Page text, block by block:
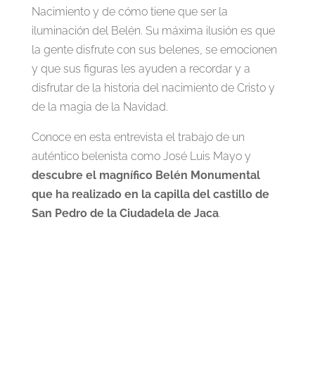
Nacimiento y de cómo tiene que ser la
iluminación del Belén. Su máxima ilusión es que
la gente disfrute con sus belenes, se emocionen
y que sus figuras les ayuden a recordar y a
disfrutar de la historia del nacimiento de Cristo y
de la magia de la Navidad.
Conoce en esta entrevista el trabajo de un
auténtico belenista como José Luis Mayo y
descubre el magnífico Belén Monumental
que ha realizado en la capilla del castillo de
San Pedro de la Ciudadela de Jaca.